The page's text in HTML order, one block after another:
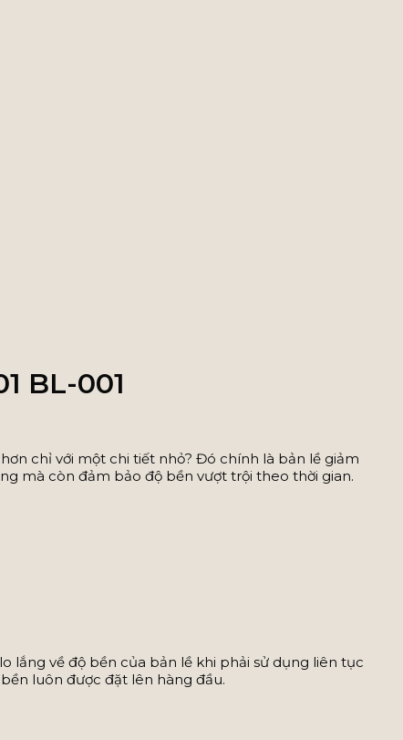
BL-001
chỉ với một chi tiết nhỏ? Đó chính là bản lề giảm
mà còn đảm bảo độ bền vượt trội theo thời gian.
lắng về độ bền của bản lề khi phải sử dụng liên tục
luôn được đặt lên hàng đầu.